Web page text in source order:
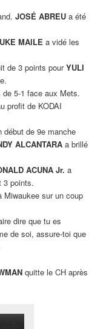
JOSÉ ABREUa été
MAILE a vidé les
de 3 points pourYULI
5-1 face aux Mets.
profit de KODAI
début de 9e manche
ALCANTARAa brillé
ACUNA Jr. a
3 points.
sur un coup
dire que tu es
de soi, assure-toi que
quitte le CH après